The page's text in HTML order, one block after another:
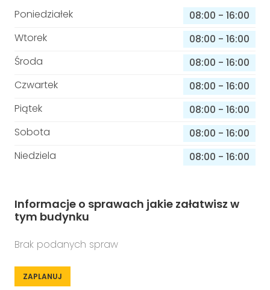
Poniedziałek 08:00 - 16:00
Wtorek
08:00 - 16:00
Środa
08:00 - 16:00
Czwartek
08:00 - 16:00
Piątek
08:00 - 16:00
Sobota
08:00 - 16:00
Niedziela
08:00 - 16:00
Informacje o sprawach jakie załatwisz w
tym budynku
Brak podanych spraw
ZAPLANUJ